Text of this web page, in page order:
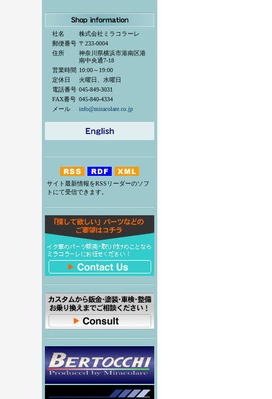
社名
株式会社ミラコラーレ
郵便番号 〒233-0004
住所
神奈川県横浜市港南区港
南中央通7-18
営業時間 10:00～19:00
定休日
火曜日、水曜日
電話番号 045-849-3031
FAX番号 045-840-4334
メール
info@miracolare.co.jp
サイト最新情報をRSSリーダーのソフ
トにて受信できます。